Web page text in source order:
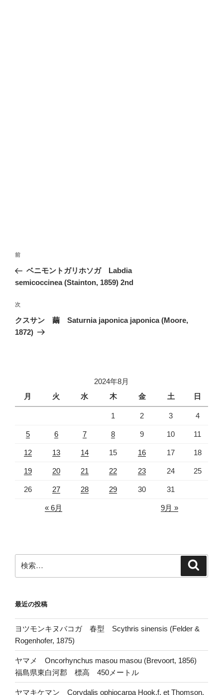
投
ナ
ゲ
ー
シ
前
の
投
前
ベニモントガリホソガ Labdia
semicoccinea (Stainton, 1859) 2nd
次
の
投
次
クスサン 繭 Saturnia japonica japonica (Moore,
1872)
2024年8月
月
火 水 木 金 土 日
1 2 3 4
5 6 7 8 9 10 11
12 13 14 15 16 17 18
19 20 21 22 23 24 25
26 27 28 29 30 31
« 6月 9月 »
索:
最近の投稿
ヨツモンキヌバコガ 春型 Scythris sinensis (Felder &
Rogenhofer, 1875)
ヤマメ Oncorhynchus masou masou (Brevoort, 1856)
福島県東白河郡 標高 450メートル
ヤマキケマン Corydalis ophiocarpa Hook.f. et Thomson.